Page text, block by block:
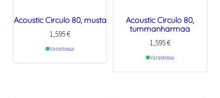
Acoustic Circulo 80, musta
1,595€
Varastossa
Acoustic Circulo 80,
tummanharmaa
1,595€
Varastossa